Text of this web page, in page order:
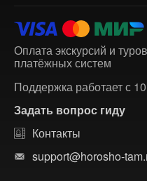
Оплата экскурсий и
платёжных систем
Поддержка работает с
Задать вопрос гиду
Контакты
support@horosho-